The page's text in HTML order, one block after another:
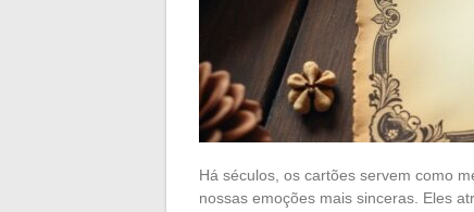
Há séculos, os cartões servem como
nossas emoções mais sinceras. Eles